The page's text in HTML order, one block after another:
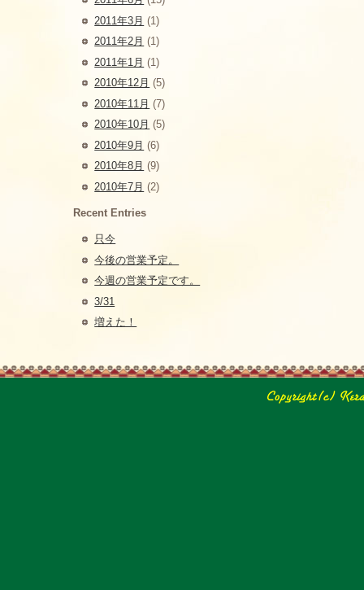
2011年3月 (1)
2011年2月 (1)
2011年1月 (1)
2010年12月 (5)
2010年11月 (7)
2010年10月 (5)
2010年9月 (6)
2010年8月 (9)
2010年7月 (2)
Recent Entries
只今
今後の営業予定。
今週の営業予定です。
3/31
増えた！